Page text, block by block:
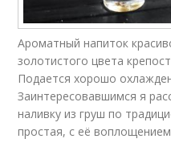
Ароматный напиток
золотистого цвета
Подается хорошо
Заинтересовавшимся я
наливку из груш по
простая, с её